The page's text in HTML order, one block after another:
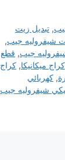
,تبديل زيت
شيفروليه جيب,
جيب, قطع
كراج ميكانيكا, كراج
, كهربائي
شيفروليه جيب